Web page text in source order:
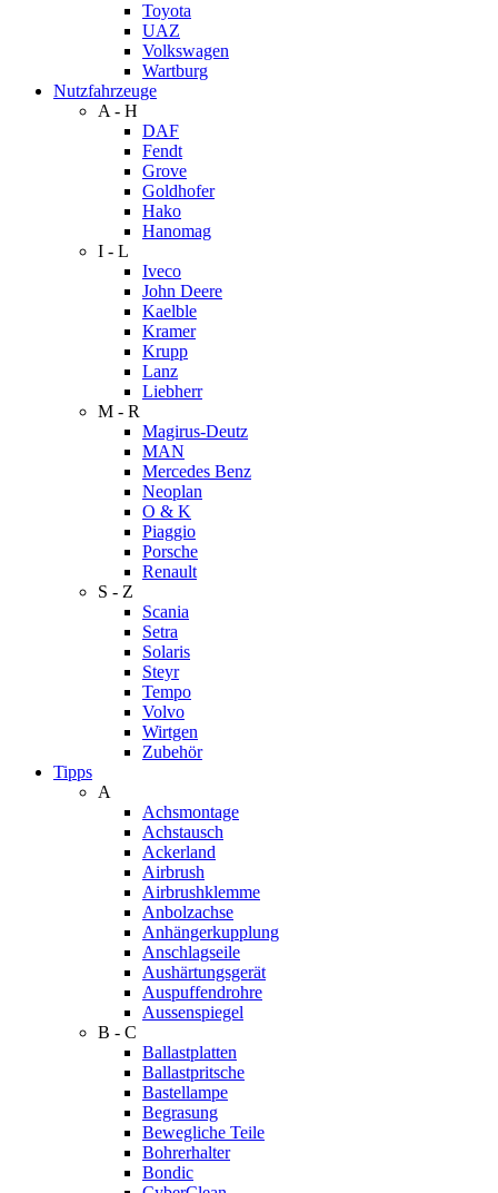
Toyota
UAZ
Volkswagen
Wartburg
Nutzfahrzeuge
A - H
DAF
Fendt
Grove
Goldhofer
Hako
Hanomag
I - L
Iveco
John Deere
Kaelble
Kramer
Krupp
Lanz
Liebherr
M - R
Magirus-Deutz
MAN
Mercedes Benz
Neoplan
O & K
Piaggio
Porsche
Renault
S - Z
Scania
Setra
Solaris
Steyr
Tempo
Volvo
Wirtgen
Zubehör
Tipps
A
Achsmontage
Achstausch
Ackerland
Airbrush
Airbrushklemme
Anbolzachse
Anhängerkupplung
Anschlagseile
Aushärtungsgerät
Auspuffendrohre
Aussenspiegel
B - C
Ballastplatten
Ballastpritsche
Bastellampe
Begrasung
Bewegliche Teile
Bohrerhalter
Bondic